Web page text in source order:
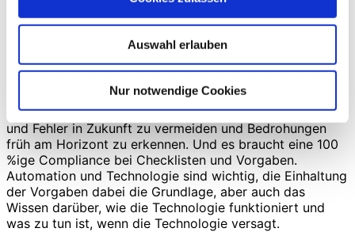
Auswahl erlauben
Nur notwendige Cookies
medizinische Fachpersonal. Neben der Kultur muss der
richtigen Mitarbeiter und Führungskräfte gelegt werden.
Diese müssen gut selektiert und gut trainiert werden. Es
muss das in einer Arztpraxis anders aussehen als in einer
Klinik, aber am Ende ist das Ziel, aus Fehlern zu lernen
und Fehler in Zukunft zu vermeiden und Bedrohungen
früh am Horizont zu erkennen. Und es braucht eine 100
%ige Compliance bei Checklisten und Vorgaben.
Automation und Technologie sind wichtig, die Einhaltung
der Vorgaben dabei die Grundlage, aber auch das
Wissen darüber, wie die Technologie funktioniert und
was zu tun ist, wenn die Technologie versagt.